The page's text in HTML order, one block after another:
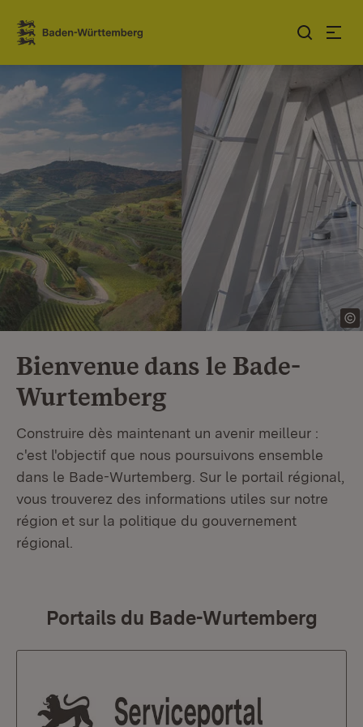
Sauter au contenu
Link zur Startseite
Bienvenue dans le Bade-
Wurtemberg
Construire dès maintenant un avenir meilleur :
c'est l'objectif que nous poursuivons ensemble
dans le Bade-Wurtemberg. Sur le portail régional,
vous trouverez des informations utiles sur notre
région et sur la politique du gouvernement
régional.
Portails du Bade-Wurtemberg